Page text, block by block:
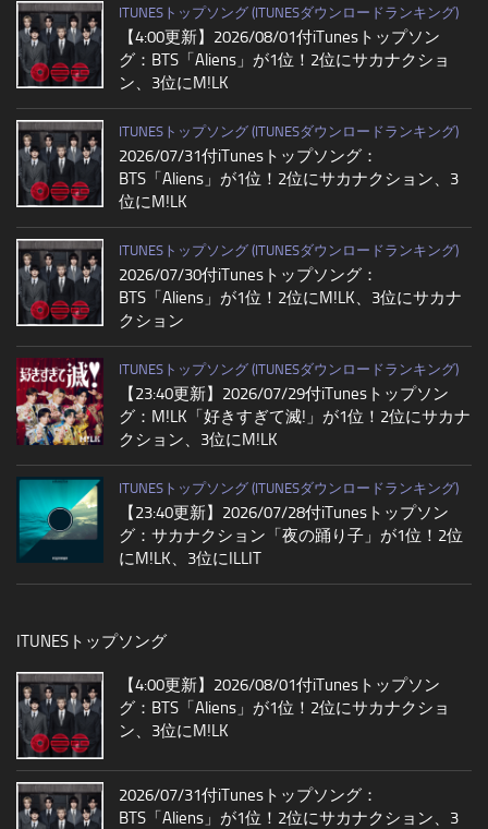
ITUNESトップソング (ITUNESダウンロードランキング)
【4:00更新】2026/08/01付iTunesトップソン
グ：BTS「Aliens」が1位！2位にサカナクショ
ン、3位にM!LK
ITUNESトップソング (ITUNESダウンロードランキング)
2026/07/31付iTunesトップソング：
BTS「Aliens」が1位！2位にサカナクション、3
位にM!LK
ITUNESトップソング (ITUNESダウンロードランキング)
2026/07/30付iTunesトップソング：
BTS「Aliens」が1位！2位にM!LK、3位にサカナ
クション
ITUNESトップソング (ITUNESダウンロードランキング)
【23:40更新】2026/07/29付iTunesトップソン
グ：M!LK「好きすぎて滅!」が1位！2位にサカナ
クション、3位にM!LK
ITUNESトップソング (ITUNESダウンロードランキング)
【23:40更新】2026/07/28付iTunesトップソン
グ：サカナクション「夜の踊り子」が1位！2位
にM!LK、3位にILLIT
ITUNESトップソング
【4:00更新】2026/08/01付iTunesトップソン
グ：BTS「Aliens」が1位！2位にサカナクショ
ン、3位にM!LK
2026/07/31付iTunesトップソング：
BTS「Aliens」が1位！2位にサカナクション、3